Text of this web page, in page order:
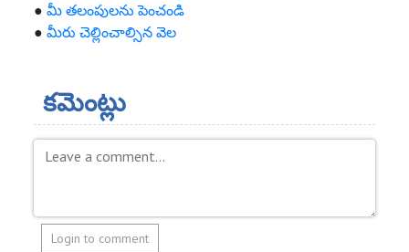
●మీ తలంపులను పెంచండి
●మీరు చెల్లించాల్సిన వెల
కమెంట్లు
Login to comment